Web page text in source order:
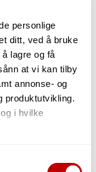
personlige
ditt, ved å bruke
lagre og få
at vi kan tilby
annonse- og
produktutvikling.
i hvilke